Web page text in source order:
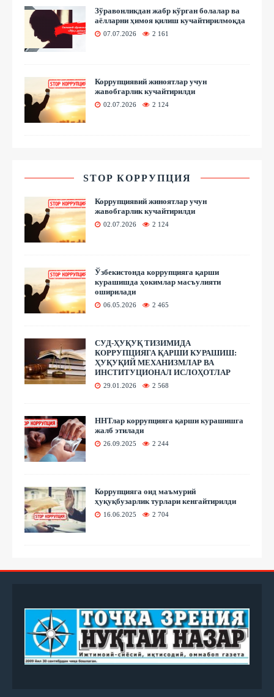
Зўравонликдан жабр кўрган болалар ва
аёлларни ҳимоя қилиш кучайтирилмоқда
07.07.2026 2 161
Коррупциявий жиноятлар учун
жавобгарлик кучайтирилди
02.07.2026 2 124
STOP КОРРУПЦИЯ
Коррупциявий жиноятлар учун
жавобгарлик кучайтирилди
02.07.2026 2 124
Ўзбекистонда коррупцияга қарши
курашишда ҳокимлар масъулияти
оширилади
06.05.2026 2 465
СУД-ҲУҚУҚ ТИЗИМИДА
КОРРУПЦИЯГА ҚАРШИ КУРАШИШ:
ҲУҚУҚИЙ МЕХАНИЗМЛАР ВА
ИНСТИТУЦИОНАЛ ИСЛОҲОТЛАР
29.01.2026 2 568
ННТлар коррупцияга қарши курашишга
жалб этилади
26.09.2025 2 244
Коррупцияга оид маъмурий
ҳуқуқбузарлик турлари кенгайтирилди
16.06.2025 2 704